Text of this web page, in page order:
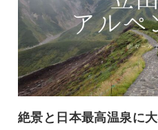
絶景と日本最高温泉に